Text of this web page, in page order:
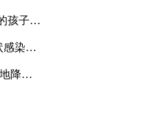
甘肃天水女子称丈夫抱走刚出生的孩子追讨彩礼 妇联：孩
新疆(含兵团)15日新增本土无症状感染者1例
强冷空气继续影响中东部地区 局地降温14℃以上